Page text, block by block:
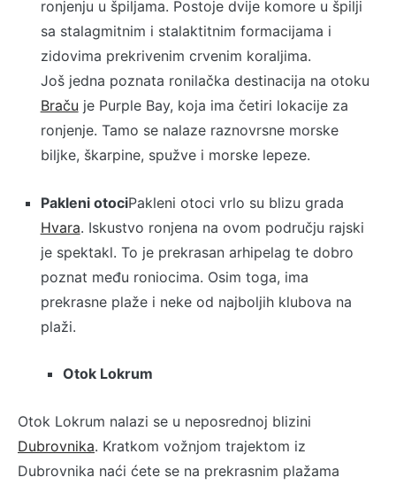
ronjenju u špiljama. Postoje dvije komore u špilji
sa stalagmitnim i stalaktitnim formacijama i
zidovima prekrivenim crvenim koraljima.
Još jedna poznata ronilačka destinacija na otoku
Braču je Purple Bay, koja ima četiri lokacije za
ronjenje. Tamo se nalaze raznovrsne morske
biljke, škarpine, spužve i morske lepeze.
Pakleni otociPakleni otoci vrlo su blizu grada
Hvara. Iskustvo ronjena na ovom području rajski
je spektakl. To je prekrasan arhipelag te dobro
poznat među roniocima. Osim toga, ima
prekrasne plaže i neke od najboljih klubova na
plaži.
Otok Lokrum
Otok Lokrum nalazi se u neposrednoj blizini
Dubrovnika. Kratkom vožnjom trajektom iz
Dubrovnika naći ćete se na prekrasnim plažama